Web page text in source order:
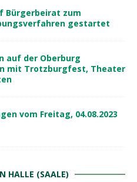
Bürgerbeirat zum
gestartet
auf der Oberburg
mit Trotzburgfest, Theater
vom Freitag, 04.08.2023
HALLE (SAALE)